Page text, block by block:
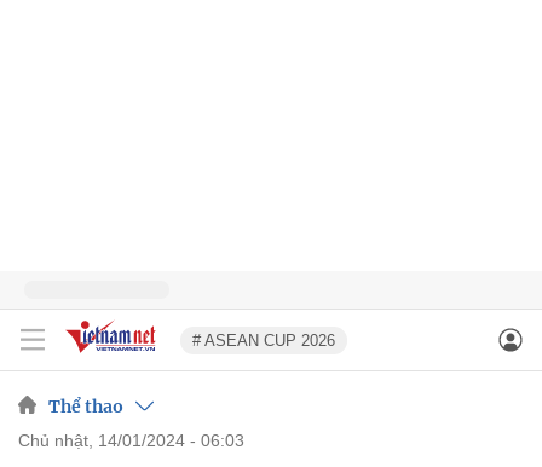
# ASEAN CUP 2026
Thể thao
chủ nhật, 14/01/2024 - 06:03